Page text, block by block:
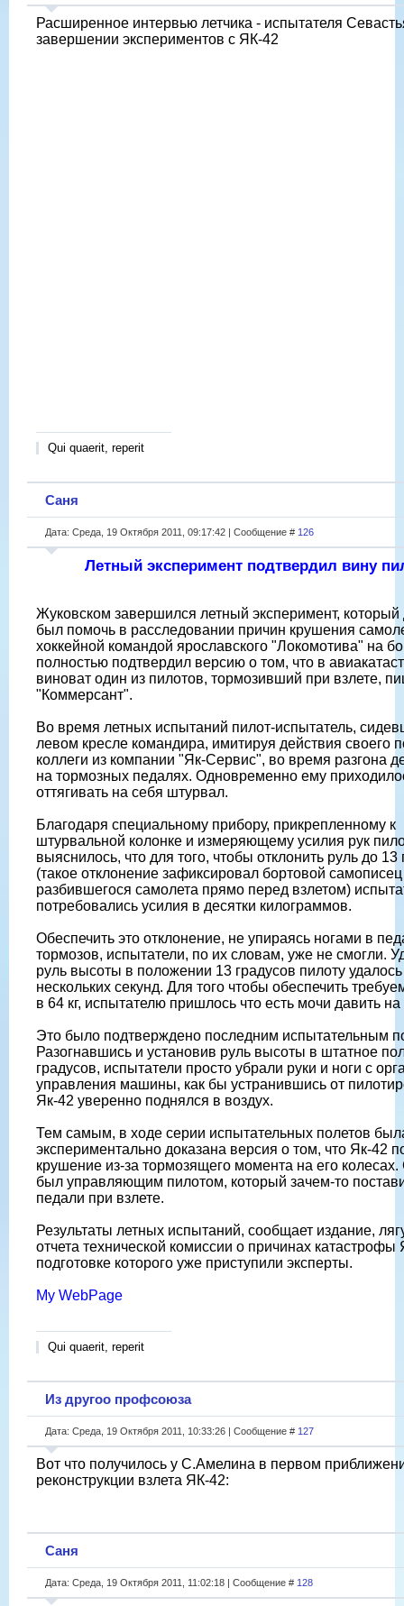
Расширенное интервью летчика - испытателя
завершении экспериментов с ЯК-42
Qui quaerit, reperit
Саня
Дата: Среда, 19 Октября 2011, 09:17:42 | Сообщение # 126
Летный эксперимент подтвердил вину
Жуковском завершился летный эксперимент,
был помочь в расследовании причин крушения
хоккейной командой ярославского "Локомотива" на
полностью подтвердил версию о том, что в
виноват один из пилотов, тормозивший при взлете,
"Коммерсант".
Во время летных испытаний пилот-испытатель,
левом кресле командира, имитируя действия своего
коллеги из компании "Як-Сервис", во время разгона
на тормозных педалях. Одновременно ему
оттягивать на себя штурвал.
Благодаря специальному прибору, прикрепленному к
штурвальной колонке и измеряющему усилия рук
выяснилось, что для того, чтобы отклонить руль до 13
(такое отклонение зафиксировал бортовой самописец
разбившегося самолета прямо перед взлетом)
потребовались усилия в десятки килограммов.
Обеспечить это отклонение, не упираясь ногами в
тормозов, испытатели, по их словам, уже не смогли.
руль высоты в положении 13 градусов пилоту
нескольких секунд. Для того чтобы обеспечить
в 64 кг, испытателю пришлось что есть мочи давить
Это было подтверждено последним испытательным
Разогнавшись и установив руль высоты в штатное
градусов, испытатели просто убрали руки и ноги с
управления машины, как бы устранившись от
Як-42 уверенно поднялся в воздух.
Тем самым, в ходе серии испытательных полетов
экспериментально доказана версия о том, что Як-42
крушение из-за тормозящего момента на его
был управляющим пилотом, который зачем-то
педали при взлете.
Результаты летных испытаний, сообщает издание,
отчета технической комиссии о причинах катастрофы
подготовке которого уже приступили эксперты.
My WebPage
Qui quaerit, reperit
Из другоо профсоюза
Дата: Среда, 19 Октября 2011, 10:33:26 | Сообщение # 127
Вот что получилось у С.Амелина в первом
реконструкции взлета ЯК-42:
Саня
Дата: Среда, 19 Октября 2011, 11:02:18 | Сообщение # 128